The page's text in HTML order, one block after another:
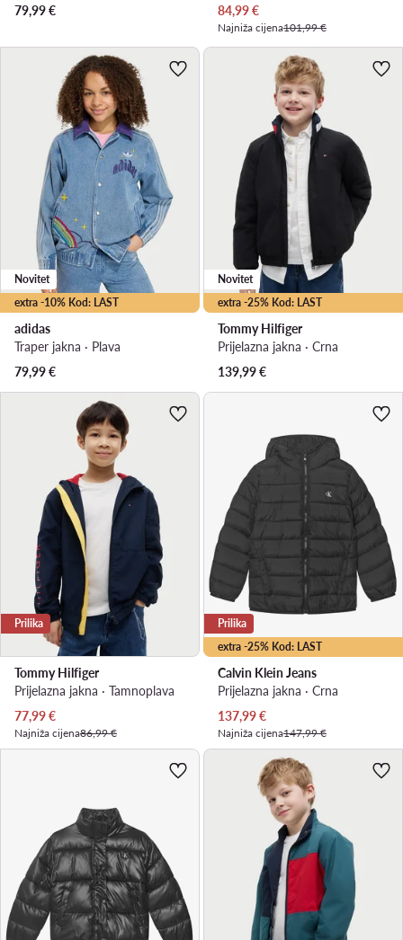
79,99€
Trenutna cijena
84,99€
Najniža cijena101,99 €
extra -10% Kod: LAST
Novitet
adidas
Traper jakna · Plava
79,99€
extra -25% Kod: LAST
Novitet
Tommy Hilfiger
Prijelazna jakna · Crna
139,99€
Prilika
Tommy Hilfiger
Prijelazna jakna · Tamnoplava
Trenutna cijena
77,99€
Najniža cijena86,99 €
extra -25% Kod: LAST
Prilika
Calvin Klein Jeans
Prijelazna jakna · Crna
Trenutna cijena
137,99€
Najniža cijena147,99 €